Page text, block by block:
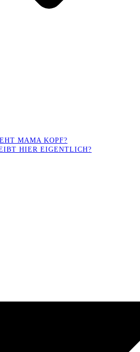
MAMA KOPF?
HIER EIGENTLICH?